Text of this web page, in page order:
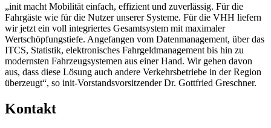
„init macht Mobilität einfach, effizient und zuverlässig. Für die
Fahrgäste wie für die Nutzer unserer Systeme. Für die VHH liefern
wir jetzt ein voll integriertes Gesamtsystem mit maximaler
Wertschöpfungstiefe. Angefangen vom Datenmanagement, über das
ITCS, Statistik, elektronisches Fahrgeldmanagement bis hin zu
modernsten Fahrzeugsystemen aus einer Hand. Wir gehen davon
aus, dass diese Lösung auch andere Verkehrsbetriebe in der Region
überzeugt“, so init-Vorstandsvorsitzender Dr. Gottfried Greschner.
Kontakt